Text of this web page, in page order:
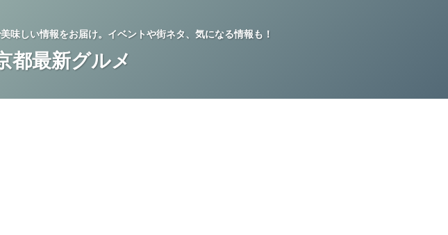
味しい情報をお届け。イベントや街ネタ、気になる情報も！
都最新グルメ